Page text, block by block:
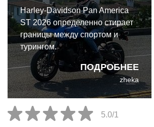
ПОДРОБНЕЕ
Harley-Davidson Pan America
ST 2026 определенно стирает
границы между спортом и
турингом.
zheka
5.0/1